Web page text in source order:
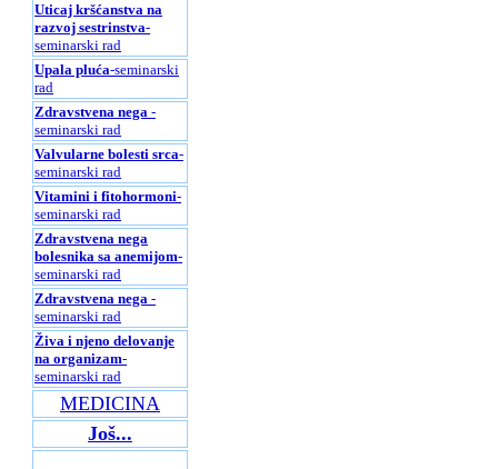
Uticaj kršćanstva na
razvoj sestrinstva-
seminarski rad
Upala pluća-seminarski
rad
Zdravstvena nega -
seminarski rad
Valvularne bolesti srca-
seminarski rad
Vitamini i fitohormoni-
seminarski rad
Zdravstvena nega
bolesnika sa anemijom-
seminarski rad
Zdravstvena nega -
seminarski rad
Živa i njeno delovanje
na organizam-
seminarski rad
MEDICINA
Još...